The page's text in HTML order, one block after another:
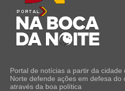
Portal de notícias a partir da
Norte defende ações em defesa do
através da boa política